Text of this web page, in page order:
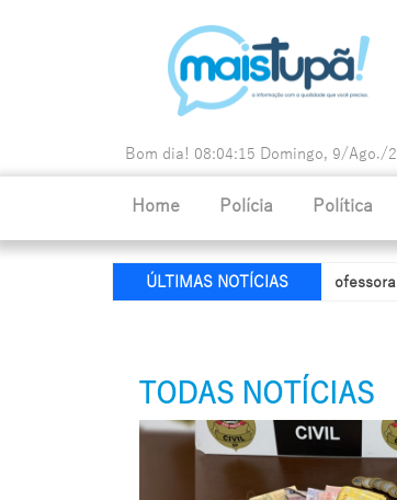
Bom dia! 08:04:17 Domingo, 9/Ago./
Home Polícia Política
ÚLTIMAS NOTÍCIAS
de Educação recebe nome da professora Marlene
TODAS NOTÍCIAS